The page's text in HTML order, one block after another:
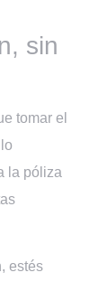
sin
tomar el
la póliza
estés